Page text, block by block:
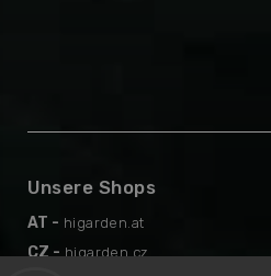
Unsere Shops
AT - higarden.at
CZ - higarden.cz